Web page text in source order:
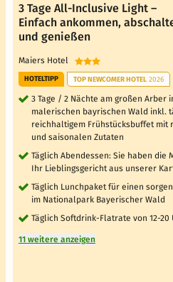
3 Tage All-Inclusive Light –
Einfach ankommen,
und genießen
Maiers Hotel
HOTELTIPP TOP NEWCOMER HOTEL 2026
3 Tage / 2 Nächte am großen Arber
malerischen bayrischen Wald inkl.
reichhaltigem Frühstücksbuffet mit
und saisonalen Zutaten
Täglich Abendessen: Sie haben die
Ihr Lieblingsgericht aus unserer
Täglich Lunchpaket für einen
im Nationalpark Bayerischer Wald
Täglich Softdrink-Flatrate von 12-20
11 weitere anzeigen